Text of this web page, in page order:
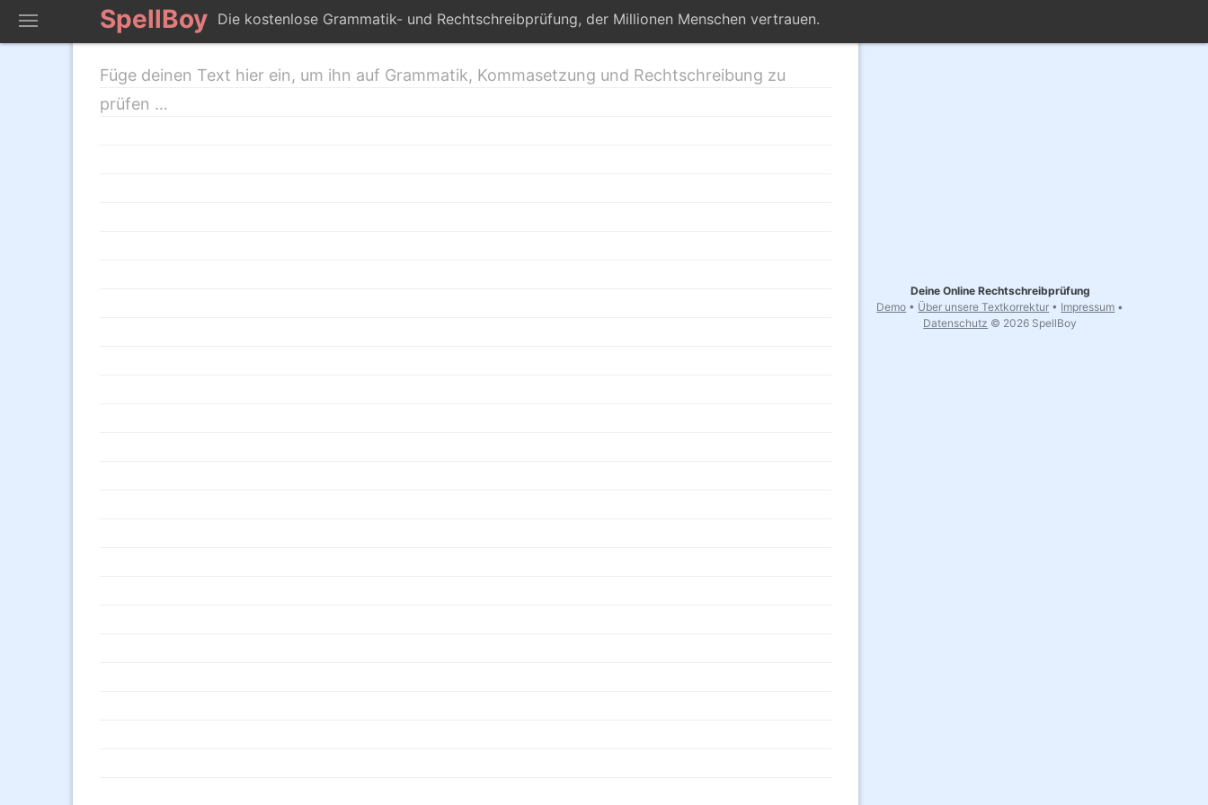
SpellBoy Die kostenlose Grammatik- und Rechtschreibprüfung, der Millionen Menschen vertrauen.
Deine Online Rechtschreibprüfung
Demo • Über unsere Textkorrektur • Impressum •
Datenschutz © 2026 SpellBoy